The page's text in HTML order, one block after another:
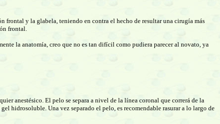
frontal y la glabela, teniendo en contra el hecho de resultar una cirugía más
frontal.
la anatomía, creo que no es tan difícil como pudiera parecer al novato, ya
anestésico. El pelo se separa a nivel de la línea coronal que correrá de la
hidrosoluble. Una vez separado el pelo, es recomendable rasurar a lo largo de